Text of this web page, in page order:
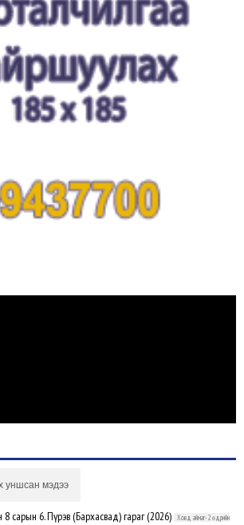
уншсан мэдээ
сарын 6. Пүрэв (Бархасвад) гараг (2026)
Ховд аймаг-2 өдрийн